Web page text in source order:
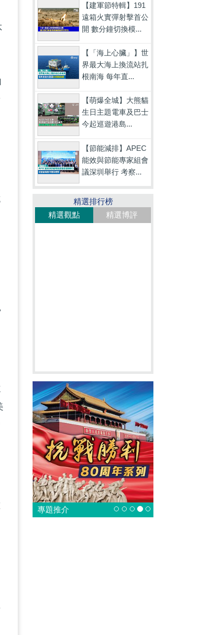
【建軍節特輯】191
遠箱火實彈射擊首公
開 數分鐘切換模...
【「海上心臟」】世
界最大海上換流站扎
根南海 每年直...
【萌爆全城】大熊貓
生日主題電車及巴士
今起巡遊港島...
【節能減排】APEC
能效與節能專家組會
議深圳舉行 考察...
精選排行榜
精選觀點
精選博評
專題推介